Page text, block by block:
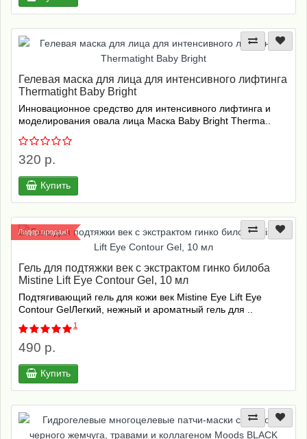
Гелевая маска для лица для интенсивного лифтинга
Thermatight Baby Bright
Инновационное средство для интенсивного лифтинга и
моделирования овала лица Маска Baby Bright Therma..
320 р.
Купить
Лидер продаж!
Гель для подтяжки век с экстрактом гинко билоба
Mistine Lift Eye Contour Gel, 10 мл
Подтягивающий гель для кожи век Mistine Eye Lift Eye
Contour GelЛегкий, нежный и ароматный гель для ..
1
490 р.
Купить